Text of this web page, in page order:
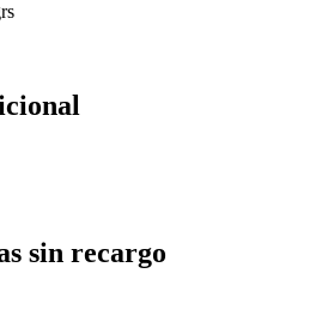
sin recargo